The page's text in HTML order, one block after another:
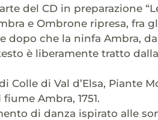
del CD in preparazione
e Ombrone ripresa, fra
dopo che la ninfa Ambra,
è liberamente tratto
Colle di Val d’Elsa, Piante
Ambra, 1751.
di danza ispirato alle